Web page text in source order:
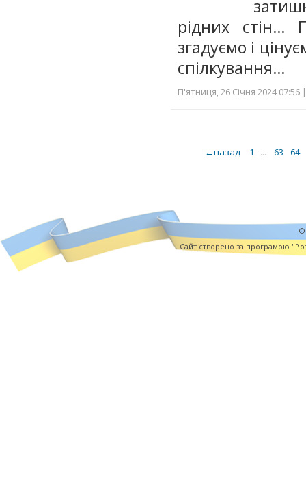
рідних стін…
згадуємо і
спілкування…
П'ятниця, 26 Січня 2024 07:56
←назад 1 ... 63 64
©
Cайт створено за програмою